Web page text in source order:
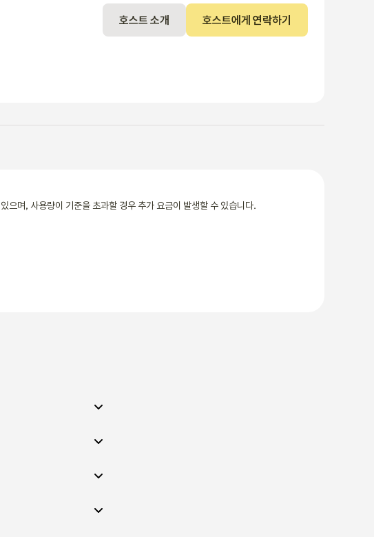
호스트 소개 호스트에게 연락하기
으며, 사용량이 기준을 초과할 경우 추가 요금이 발생할 수 있습니다.